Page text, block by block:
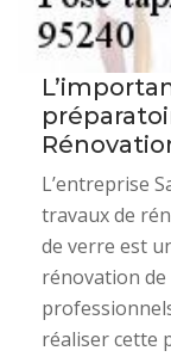
L’entreprise
travaux de
de verre est
rénovation de
réaliser cette